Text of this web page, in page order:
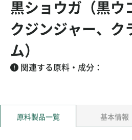
新規登録
黒ショウガ（黒ウ
クジンジャー、ク
ム）
関連する原料・成分：
原料製品一覧 基本情報